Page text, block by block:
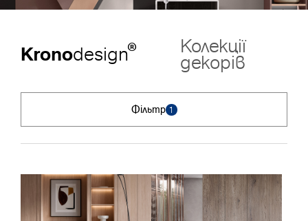
Kronodesign® Колекції
декорів
Фільтр 1